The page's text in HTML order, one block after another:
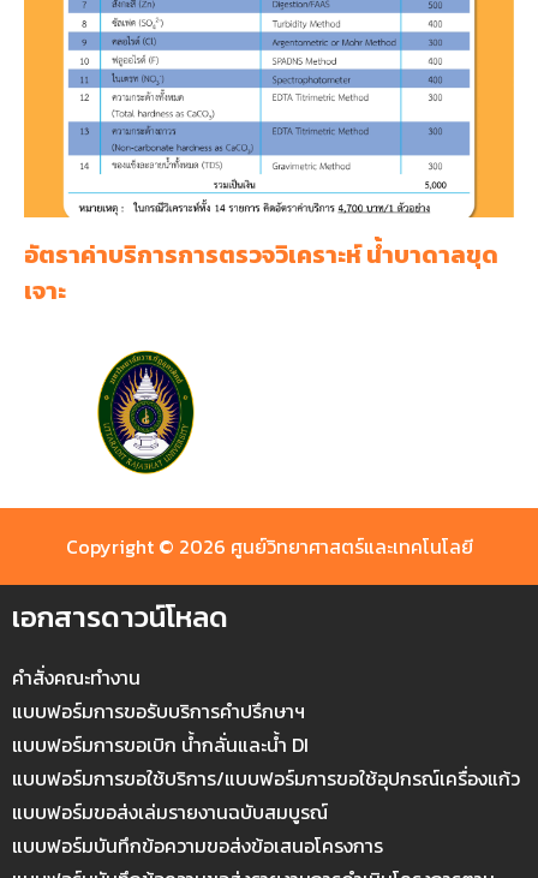
วจวิเคราะห์ น้ำบาดาลขุด
อัตราค่าบริการการต
Copyright © 2026 ศูนย์วิทยาศาสตร์และเทคโนโลยี
เอกสารดาวน์โหลด
คำสั่งคณะทำงาน
แบบฟอร์มการขอรับบริการคำปรึกษาฯ
แบบฟอร์มการขอเบิก น้ำกลั่นและน้ำ DI
แบบฟอร์มการขอใช้บริการ/แบบฟอร์มการขอใช้อุปกรณ์เครื่องแก้ว
แบบฟอร์มขอส่งเล่มรายงานฉบับสมบูรณ์
แบบฟอร์มบันทึกข้อความขอส่งข้อเสนอโครงการ